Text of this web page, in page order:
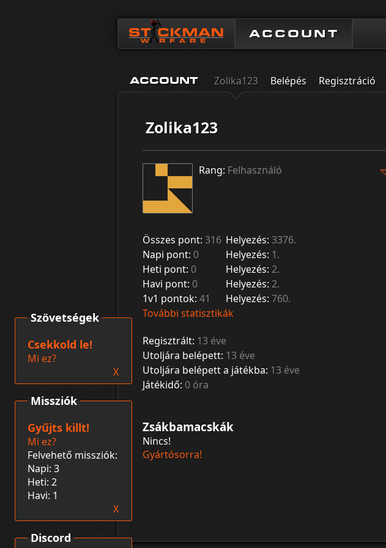
ACCOUNT
ACCOUNT Zolika123 Belépés Regisztráció
Zolika123
Rang: Felhasználó
Összes pont: 316 Helyezés: 3376.
Napi pont: 0 Helyezés: 1.
Heti pont: 0 Helyezés: 2.
Havi pont: 0 Helyezés: 2.
1v1 pontok: 41 Helyezés: 760.
További statisztikák
Regisztrált: 13 éve
Utoljára belépett: 13 éve
Utoljára belépett a játékba: 13 éve
Játékidő: 0 óra
Zsákbamacskák
Nincs!
Gyártósorra!
Discord
Missziók
Gyűjts killt!
Mi ez?
Felvehető missziók:
Napi: 3
Heti: 2
Havi: 1
X
Szövetségek
Csekkold le!
Mi ez?
X